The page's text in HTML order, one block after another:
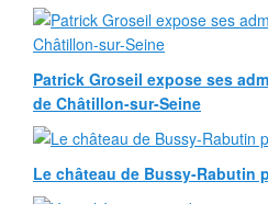
Patrick Groseil expose ses
de Châtillon-sur-Seine
Le château de Bussy-Rabutin